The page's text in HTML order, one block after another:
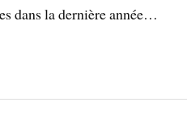
dans la dernière année…